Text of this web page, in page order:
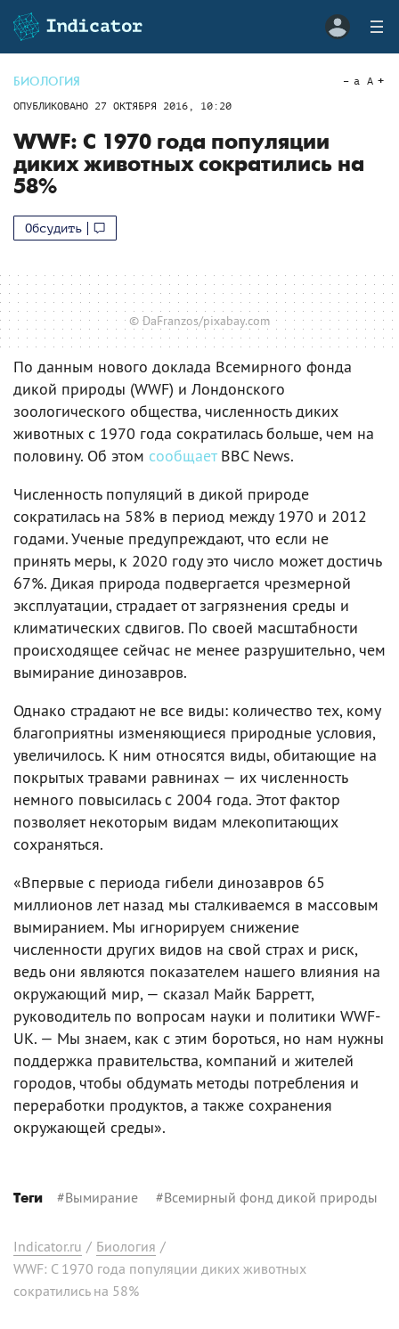
БИОЛОГИЯ
ОПУБЛИКОВАНО 27 ОКТЯБРЯ 2016, 10:20
a A
WWF: С 1970 года популяции
диких животных сократились на
58%
Обсудить
© DaFranzos/pixabay.com
По данным нового доклада Всемирного фонда
дикой природы (WWF) и Лондонского
зоологического общества, численность диких
животных с 1970 года сократилась больше, чем на
половину. Об этом сообщаетBBC News.
Численность популяций в дикой природе
сократилась на 58% в период между 1970 и 2012
годами. Ученые предупреждают, что если не
принять меры, к 2020 году это число может достичь
67%. Дикая природа подвергается чрезмерной
эксплуатации, страдает от загрязнения среды и
климатических сдвигов. По своей масштабности
происходящее сейчас не менее разрушительно, чем
вымирание динозавров.
Однако страдают не все виды: количество тех, кому
благоприятны изменяющиеся природные условия,
увеличилось. К ним относятся виды, обитающие на
покрытых травами равнинах — их численность
немного повысилась с 2004 года. Этот фактор
позволяет некоторым видам млекопитающих
сохраняться.
«Впервые с периода гибели динозавров 65
миллионов лет назад мы сталкиваемся в массовым
вымиранием. Мы игнорируем снижение
численности других видов на свой страх и риск,
ведь они являются показателем нашего влияния на
окружающий мир, — сказал Майк Барретт,
руководитель по вопросам науки и политики WWF-
UK. — Мы знаем, как с этим бороться, но нам нужны
поддержка правительства, компаний и жителей
городов, чтобы обдумать методы потребления и
переработки продуктов, а также сохранения
окружающей среды».
Теги #Вымирание #Всемирный фонд дикой природы
Indicator.ru / Биология /
WWF: С 1970 года популяции диких животных
сократились на 58%